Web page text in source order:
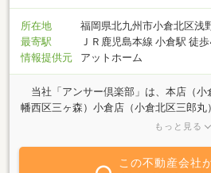
所在地
福岡県北九州市小倉北区浅
最寄駅
ＪＲ鹿児島本線 小倉駅 徒歩
情報提供元
アットホーム
当社「アンサー倶楽部」は、本店（小
幡西区三ヶ森）小倉店（小倉北区三郎
岡店の5店舗で、北九州市及びその近郊
より良い答えが出せる様、日々元気に明
もっと見る
この不動産会社